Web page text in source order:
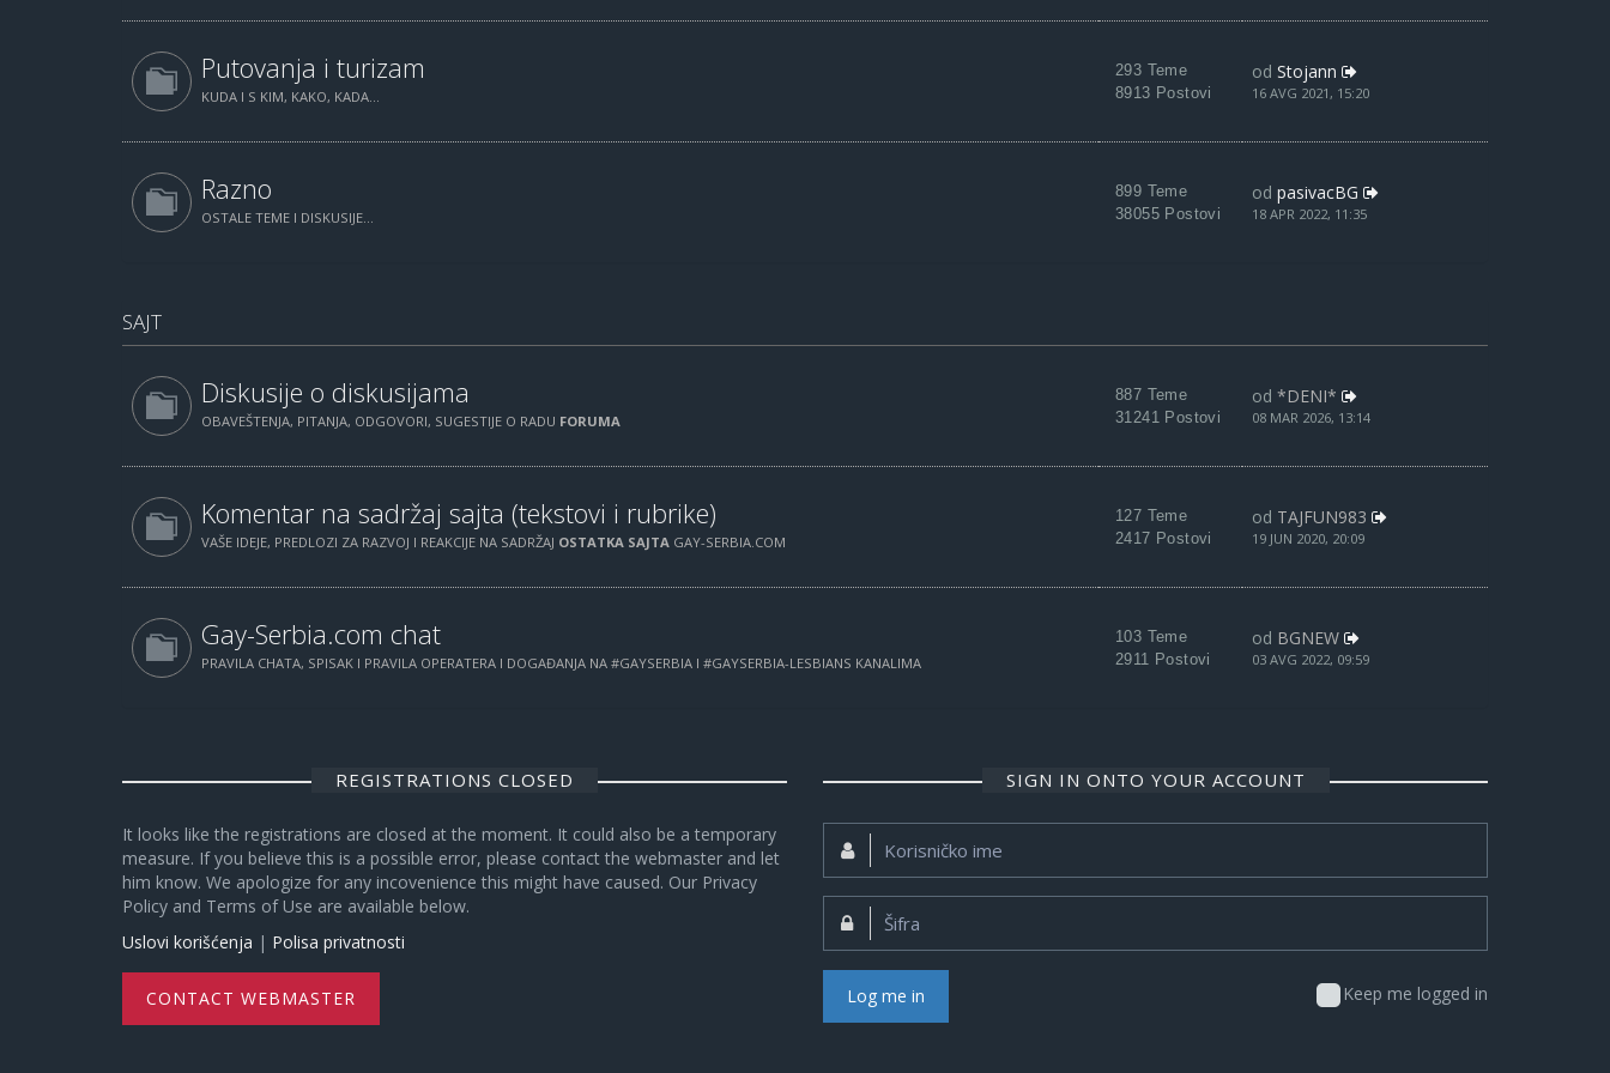
Putovanja i turizam
KUDA I S KIM, KAKO, KADA...
293 Teme
8913 Postovi
od Stojann
16 AVG 2021, 15:20
Razno
OSTALE TEME I DISKUSIJE...
899 Teme
38055 Postovi
od pasivacBG
18 APR 2022, 11:35
SAJT
Diskusije o diskusijama
OBAVEŠTENJA, PITANJA, ODGOVORI, SUGESTIJE O RADU FORUMA
887 Teme
31241 Postovi
od *DENI*
08 MAR 2026, 13:14
Komentar na sadržaj sajta (tekstovi i rubrike)
VAŠE IDEJE, PREDLOZI ZA RAZVOJ I REAKCIJE NA SADRŽAJ OSTATKA SAJTA GAY-SERBIA.COM
127 Teme
2417 Postovi
od TAJFUN983
19 JUN 2020, 20:09
Gay-Serbia.com chat
PRAVILA CHATA, SPISAK I PRAVILA OPERATERA I DOGAĐANJA NA #GAYSERBIA I #GAYSERBIA-LESBIANS KANALIMA
103 Teme
2911 Postovi
od BGNEW
03 AVG 2022, 09:59
REGISTRATIONS CLOSED
It looks like the registrations are closed at the moment. It could also be a temporary
measure. If you believe this is a possible error, please contact the webmaster and let
him know. We apologize for any incovenience this might have caused. Our Privacy
Policy and Terms of Use are available below.
Uslovi korišćenja | Polisa privatnosti
CONTACT WEBMASTER
SIGN IN ONTO YOUR ACCOUNT
Korisničko
Šifra:
Keep me logged in
Log me in